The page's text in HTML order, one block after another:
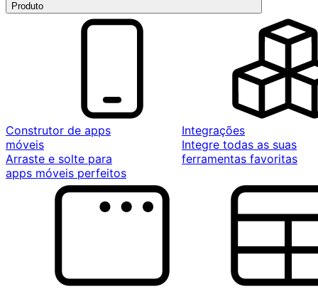
Produto
Construtor de apps
móveis
Arraste e solte para
apps móveis perfeitos
Integrações
Integre todas as suas
ferramentas favoritas